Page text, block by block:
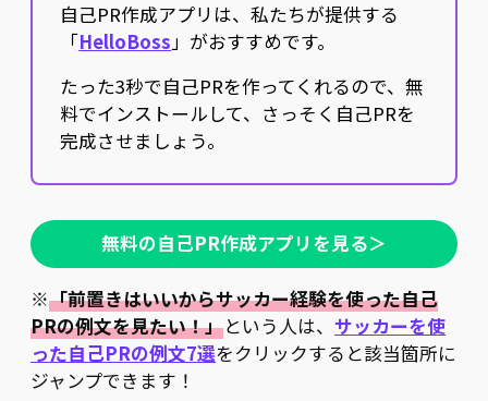
自己PR作成アプリは、私たちが提供する
「HelloBoss」がおすすめです。
たった3秒で自己PRを作ってくれるので、無
料でインストールして、さっそく自己PRを
完成させましょう。
無料の自己PR作成アプリを見る＞
※「前置きはいいからサッカー経験を使った自己
PRの例文を見たい！」という人は、 サッカーを使
った自己PRの例文7選をクリックすると該当箇所に
ジャンプできます！